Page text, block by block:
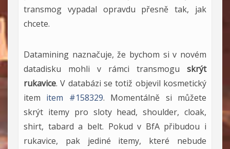
transmog vypadal opravdu přesně tak, jak
chcete.
Datamining naznačuje, že bychom si v novém
datadisku mohli v rámci transmogu skrýt
rukavice. V databázi se totiž objevil kosmetický
item item #158329. Momentálně si můžete
skrýt itemy pro sloty head, shoulder, cloak,
shirt, tabard a belt. Pokud v BfA přibudou i
rukavice, pak jediné itemy, které nebude